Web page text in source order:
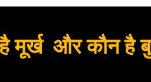
मूर्ख और कौन है